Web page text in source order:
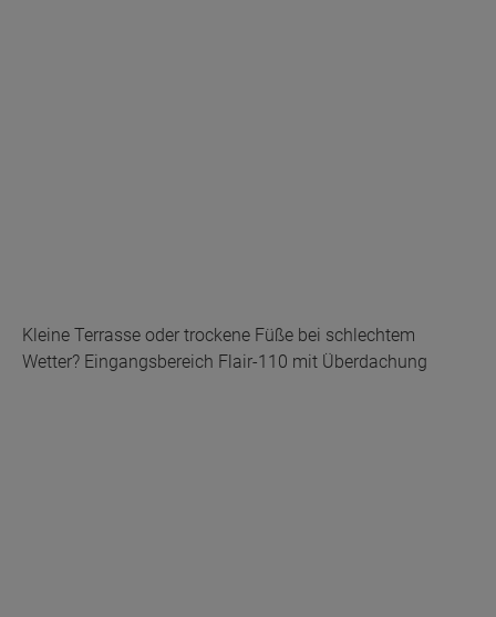
Kleine Terrasse oder trockene Füße bei schlechtem
Wetter? Eingangsbereich Flair-110 mit Überdachung